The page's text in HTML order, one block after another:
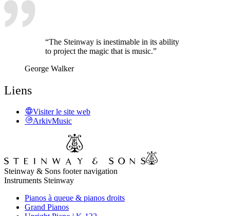
“The Steinway is inestimable in its ability
to project the magic that is music.”
George Walker
Liens
Visiter le site web
ArkivMusic
Steinway & Sons footer navigation
Instruments Steinway
Pianos à queue & pianos droits
Grand Pianos